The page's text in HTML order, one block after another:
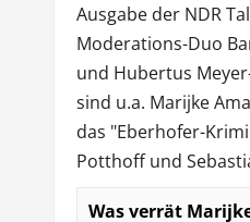
Ausgabe der NDR
Moderations-Duo
und Hubertus
sind u.a. Marijke
das "Eberhofer-
Potthoff und
Was verrät